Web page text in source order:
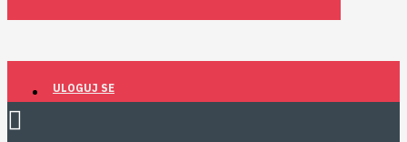
ULOGUJ SE